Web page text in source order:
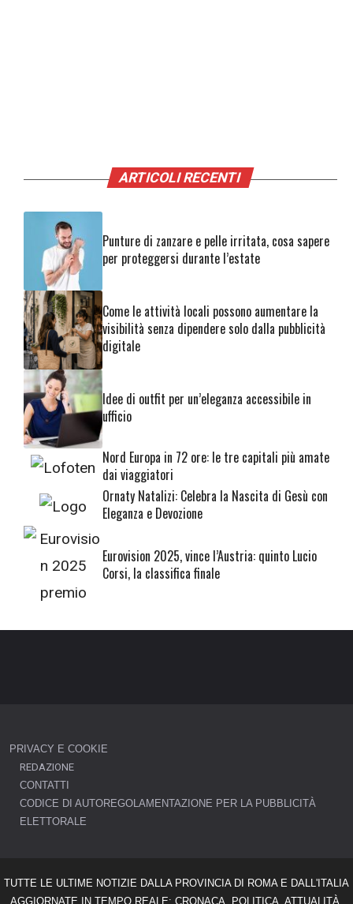
ARTICOLI RECENTI
Punture di zanzare e pelle irritata, cosa sapere
per proteggersi durante l’estate
Come le attività locali possono aumentare la
visibilità senza dipendere solo dalla pubblicità
digitale
Idee di outfit per un’eleganza accessibile in
ufficio
Nord Europa in 72 ore: le tre capitali più amate
dai viaggiatori
Ornaty Natalizi: Celebra la Nascita di Gesù con
Eleganza e Devozione
Eurovision 2025, vince l’Austria: quinto Lucio
Corsi, la classifica finale
PRIVACY E COOKIE
REDAZIONE
CONTATTI
CODICE DI AUTOREGOLAMENTAZIONE PER LA PUBBLICITÀ
ELETTORALE
TUTTE LE ULTIME NOTIZIE DALLA PROVINCIA DI ROMA E DALL'ITALIA
AGGIORNATE IN TEMPO REALE: CRONACA, POLITICA, ATTUALITÀ,